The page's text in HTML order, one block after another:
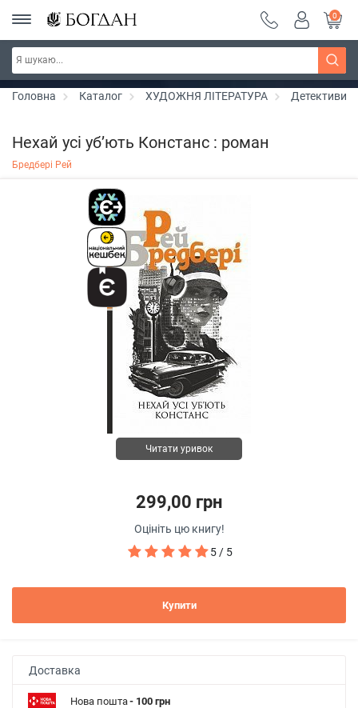
Серія "Вандербікери" ~ знижка 25%
0
Головна Каталог ХУДОЖНЯ ЛІТЕРАТУРА Детективи
Нехай усі уб’ють Констанс : роман
Бредбері Рей
Читати уривок
299,00 грн
Оцініть цю книгу!
5 / 5
Купити
Доставка
Нова пошта- 100 грн